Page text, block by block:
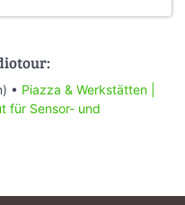
• Piazza & Werkstätten |
für Sensor- und